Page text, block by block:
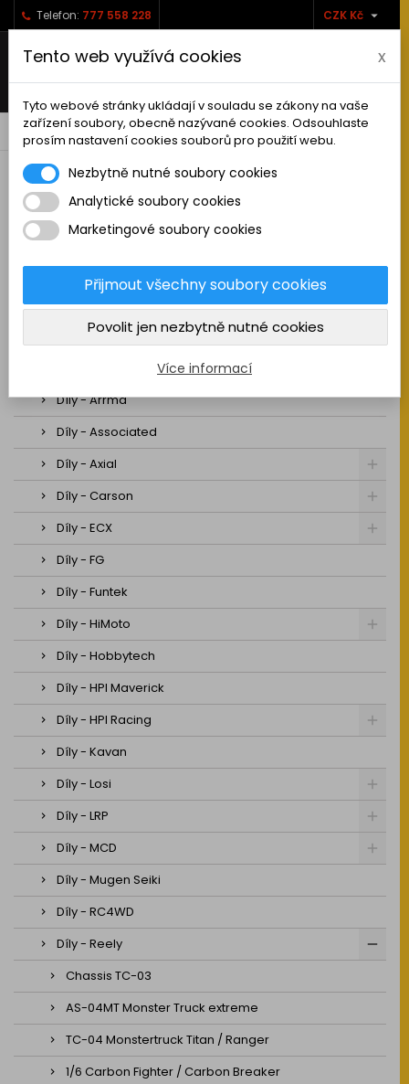
Telefon: 777 558 228 CZK Kč 
   shopping_cart0
RC AUTA
Sestavená auta elektro
Stavebnice aut elektro
Auta na spalovací motor
Náhradní díly
Díly - Arrma
Díly - Associated
Díly - Axial
Díly - Carson
Díly - ECX
Díly - FG
Díly - Funtek
Díly - HiMoto
Díly - Hobbytech
Díly - HPI Maverick
Díly - HPI Racing
Díly - Kavan
Díly - Losi
Díly - LRP
Díly - MCD
Díly - Mugen Seiki
Díly - RC4WD
Díly - Reely
Chassis TC-03
AS-04MT Monster Truck extreme
TC-04 Monstertruck Titan / Ranger
1/6 Carbon Fighter / Carbon Breaker
Tento web využívá cookies x
Tyto webové stránky ukládají v souladu se zákony na vaše
zařízení soubory, obecně nazývané cookies. Odsouhlaste
prosím nastavení cookies souborů pro použití webu.
Nezbytně nutné soubory cookies
Analytické soubory cookies
Marketingové soubory cookies
Přijmout všechny soubory cookies
Povolit jen nezbytně nutné cookies
Více informací